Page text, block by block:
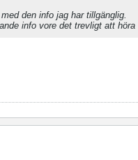
den info jag har tillgänglig.
info vore det trevligt att höra